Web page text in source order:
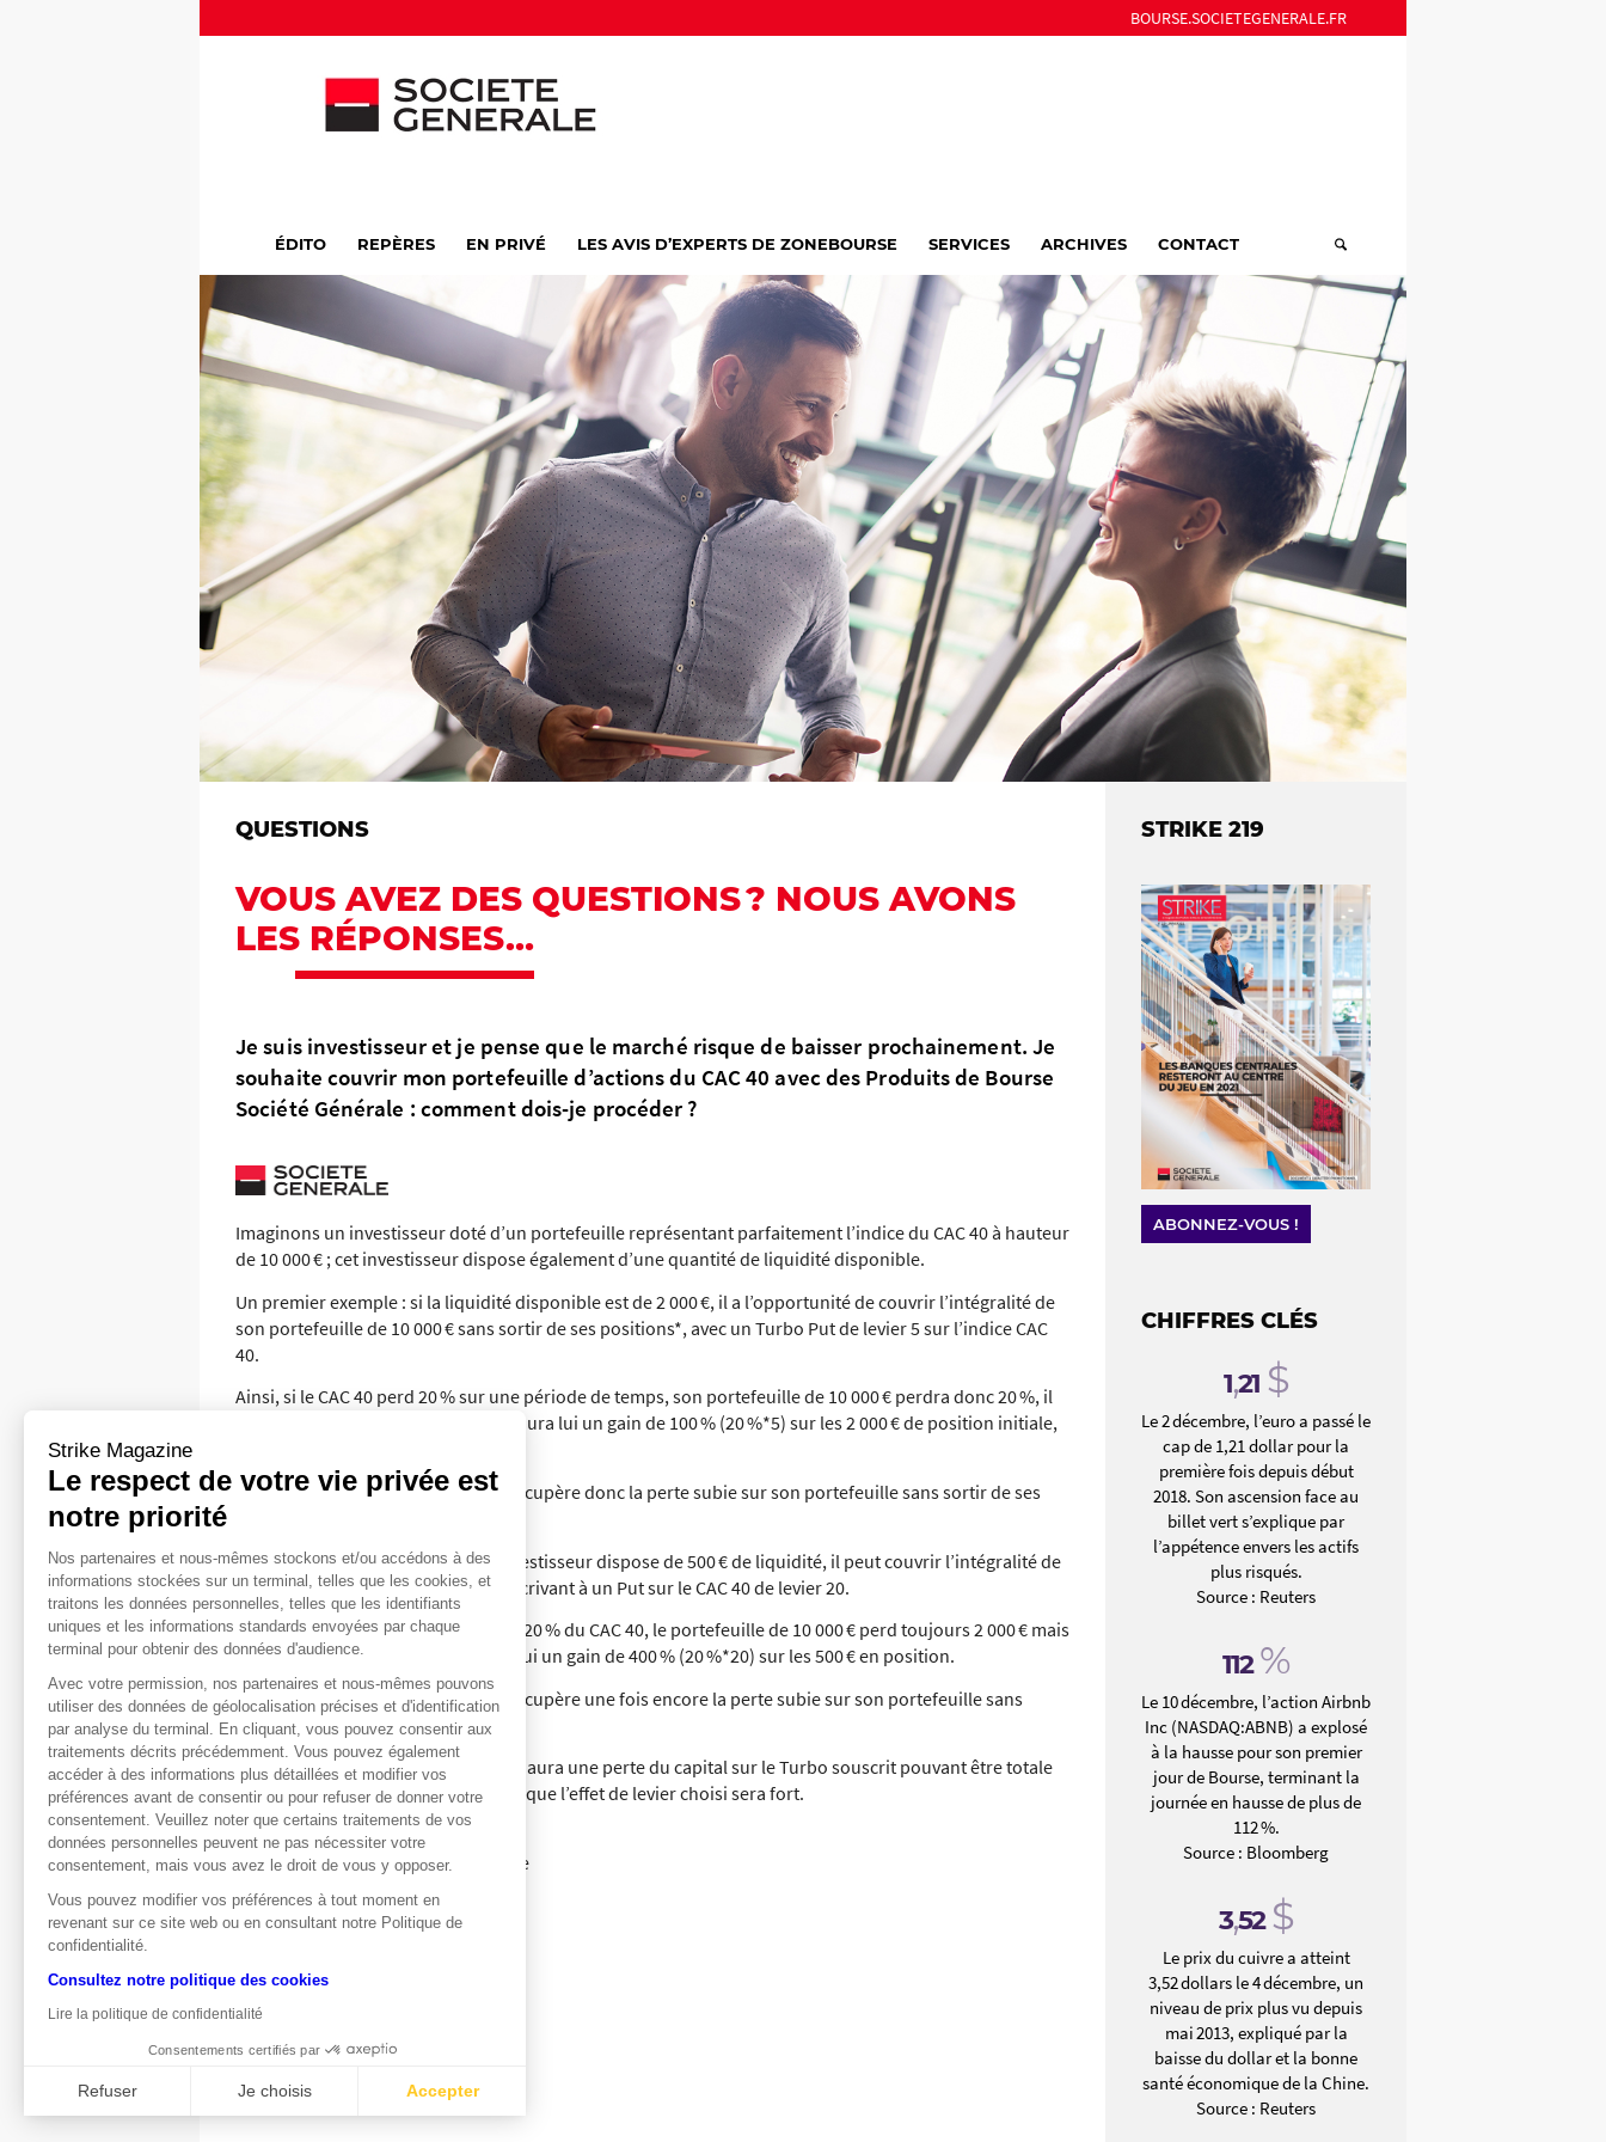
BOURSE.SOCIETEGENERALE.FR
ÉDITO REPÈRES EN PRIVÉ LES AVIS D’EXPERTS DE ZONEBOURSE SERVICES ARCHIVES CONTACT
QUESTIONS
VOUS AVEZ DES QUESTIONS ? NOUS AVONS
LES RÉPONSES…
Je suis investisseur et je pense que le marché risque de baisser prochainement. Je
souhaite couvrir mon portefeuille d’actions du CAC 40 avec des Produits de Bourse
Société Générale : comment dois-je procéder ?
Imaginons un investisseur doté d’un portefeuille représentant parfaitement l’indice du CAC 40 à hauteur
de 10 000 € ; cet investisseur dispose également d’une quantité de liquidité disponible.
Un premier exemple : si la liquidité disponible est de 2 000 €, il a l’opportunité de couvrir l’intégralité de
son portefeuille de 10 000 € sans sortir de ses positions*, avec un Turbo Put de levier 5 sur l’indice CAC
40.
Ainsi, si le CAC 40 perd 20 % sur une période de temps, son portefeuille de 10 000 € perdra donc 20 %, il
vaudra 8 000 €. Le Put sur le CAC 40 aura lui un gain de 100 % (20 %*5) sur les 2 000 € de position initiale,
Grâce au Turbo Put, l’investisseur récupère donc la perte subie sur son portefeuille sans sortir de ses
Un second exemple : si ce même investisseur dispose de 500 € de liquidité, il peut couvrir l’intégralité de
son portefeuille de 10 000 € en souscrivant à un Put sur le CAC 40 de levier 20.
Avec le même scénario de baisse de 20 % du CAC 40, le portefeuille de 10 000 € perd toujours 2 000 € mais
le Turbo Put de levier 20 enregistre lui un gain de 400 % (20 %*20) sur les 500 € en position.
Grâce au Turbo Put, l’investisseur récupère une fois encore la perte subie sur son portefeuille sans
sortir de ses positions*.
En revanche, si le marché monte, il y aura une perte du capital sur le Turbo souscrit pouvant être totale
et qui sera d’autant plus importante que l’effet de levier choisi sera fort.
Valentin Nicaud
Société Générale Produits de Bourse
* Hors frais et commissions
STRIKE 219
ABONNEZ-VOUS !
CHIFFRES CLÉS
1,21 $
Le 2 décembre, l’euro a passé le
cap de 1,21 dollar pour la
première fois depuis début
2018. Son ascension face au
billet vert s’explique par
l’appétence envers les actifs
plus risqués.
Source : Reuters
112%
Le 10 décembre, l’action Airbnb
Inc (NASDAQ:ABNB) a explosé
à la hausse pour son premier
jour de Bourse, terminant la
journée en hausse de plus de
112 %.
Source : Bloomberg
3,52$
Le prix du cuivre a atteint
3,52 dollars le 4 décembre, un
niveau de prix plus vu depuis
mai 2013, expliqué par la
baisse du dollar et la bonne
santé économique de la Chine.
Source : Reuters
Strike Magazine
Le respect de votre vie privée est
notre priorité
Nos partenaires et nous-mêmes stockons et/ou accédons à des
informations stockées sur un terminal, telles que les cookies, et
traitons les données personnelles, telles que les identifiants
uniques et les informations standards envoyées par chaque
terminal pour obtenir des données d'audience.
Avec votre permission, nos partenaires et nous-mêmes pouvons
utiliser des données de géolocalisation précises et d'identification
par analyse du terminal. En cliquant, vous pouvez consentir aux
traitements décrits précédemment. Vous pouvez également
accéder à des informations plus détaillées et modifier vos
préférences avant de consentir ou pour refuser de donner votre
consentement. Veuillez noter que certains traitements de vos
données personnelles peuvent ne pas nécessiter votre
consentement, mais vous avez le droit de vous y opposer.
Vous pouvez modifier vos préférences à tout moment en
revenant sur ce site web ou en consultant notre Politique de
confidentialité.
Consultez notre politique des cookies
Lire la politique de confidentialité
Consentements certifiés par
Refuser Je choisis Accepter